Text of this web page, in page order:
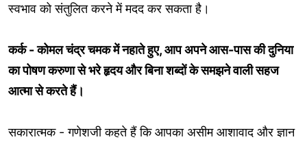
स्वभाव को संतुलित करने में मदद कर सकता है।
कर्क - कोमल चंद्र चमक में नहाते हुए, आप अपने आस-पास की दुनिया
का पोषण करुणा से भरे हृदय और बिना शब्दों के समझने वाली सहज
आत्मा से करते हैं।
सकारात्मक - गणेशजी कहते हैं कि आपका असीम आशावाद और ज्ञान